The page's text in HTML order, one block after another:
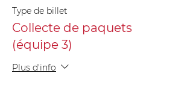
Type de billet
Collecte de paquets
(équipe 3)
Plus d'info